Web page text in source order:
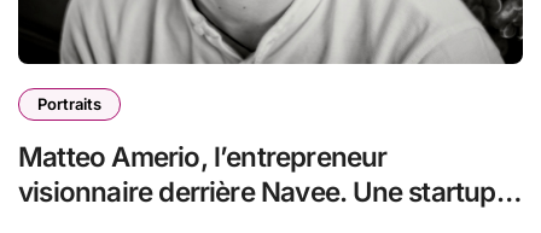
Portraits
Matteo Amerio, l’entrepreneur
visionnaire derrière Navee. Une startup